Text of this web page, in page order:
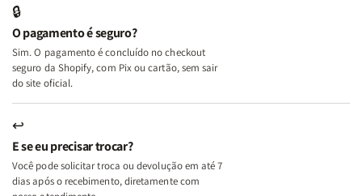
Lar
Lar
🔒
O pagamento é seguro?
Sim. O pagamento é concluído no checkout
seguro da Shopify, com Pix ou cartão, sem sair
do site oficial.
↩
E se eu precisar trocar?
Você pode solicitar troca ou devolução em até 7
dias após o recebimento, diretamente com